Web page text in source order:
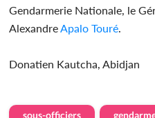
Gendarmerie Nationale, le
Alexandre Apalo Touré
Donatien Kautcha, Abidjan
sous-officiers